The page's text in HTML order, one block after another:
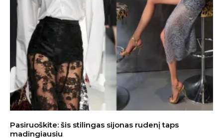
Pasiruoškite: šis stilingas sijonas rudenį taps
madingiausiu